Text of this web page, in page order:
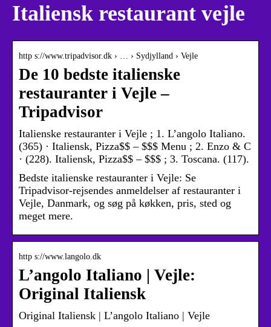
Italiensk restaurant vejle
http s://www.tripadvisor.dk › … › Sydjylland › Vejle
De 10 bedste italienske
restauranter i Vejle –
Tripadvisor
Italienske restauranter i Vejle‎ ; 1. L’angolo Italiano.
(365) · Italiensk, Pizza$$ – $$$ Menu ; 2. Enzo & C
· (228). Italiensk, Pizza$$ – $$$ ; 3. Toscana. (117).
Bedste italienske restauranter i Vejle: Se
Tripadvisor-rejsendes anmeldelser af restauranter i
Vejle, Danmark, og søg på køkken, pris, sted og
meget mere.
http s://www.langolo.dk
L’angolo Italiano | Vejle:
Original Italiensk
Original Italiensk | L’angolo Italiano | Vejle